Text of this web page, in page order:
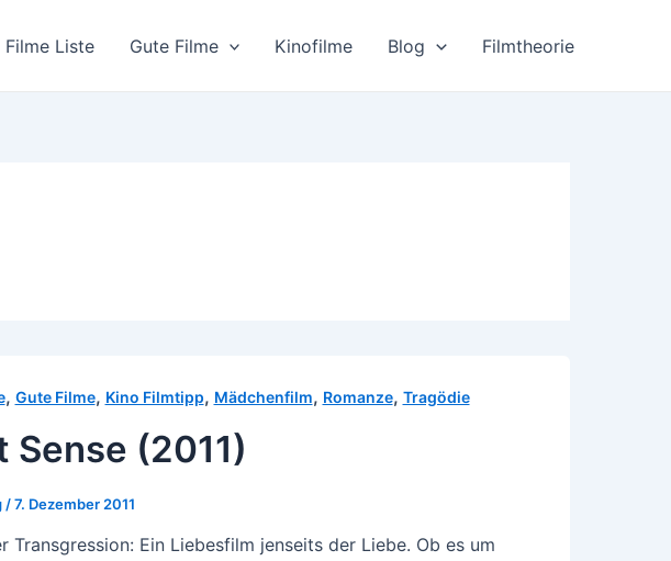
Filme Liste Gute Filme Kinofilme Blog Filmtheorie
, Gute Filme, Kino Filmtipp, Mädchenfilm, Romanze, Tragödie
Sense (2011)
/7. Dezember 2011
Transgression: Ein Liebesfilm jenseits der Liebe. Ob es um